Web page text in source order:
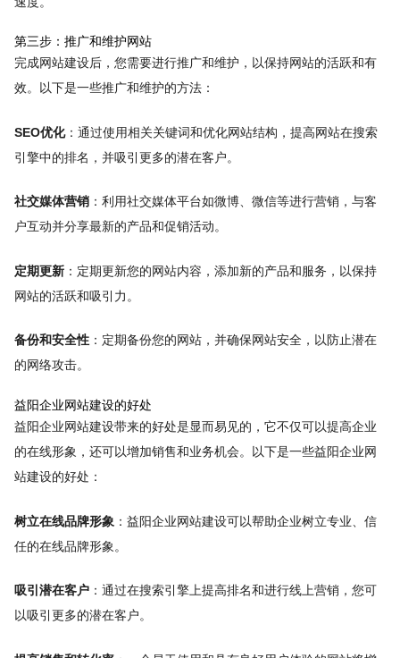
第三步：推广和维护网站
完成网站建设后，您需要进行推广和维护，以保持网站的活跃和有
效。以下是一些推广和维护的方法：
SEO优化：通过使用相关关键词和优化网站结构，提高网站在搜索
引擎中的排名，并吸引更多的潜在客户。
社交媒体营销：利用社交媒体平台如微博、微信等进行营销，与客
户互动并分享最新的产品和促销活动。
定期更新：定期更新您的网站内容，添加新的产品和服务，以保持
网站的活跃和吸引力。
备份和安全性：定期备份您的网站，并确保网站安全，以防止潜在
的网络攻击。
益阳企业网站建设的好处
益阳企业网站建设带来的好处是显而易见的，它不仅可以提高企业
的在线形象，还可以增加销售和业务机会。以下是一些益阳企业网
站建设的好处：
树立在线品牌形象 ：益阳企业网站建设可以帮助企业树立专业、信
任的在线品牌形象。
吸引潜在客户：通过在搜索引擎上提高排名和进行线上营销，您可
以吸引更多的潜在客户。